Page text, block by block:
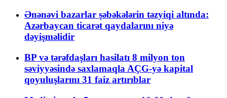
Ənənəvi bazarlar şəbəkələrin təzyiqi altında:
Azərbaycan ticarət qaydalarını niyə
dəyişməlidir
BP və tərəfdaşları hasilatı 8 milyon ton
səviyyəsində saxlamaqla AÇG-yə kapital
qoyuluşlarını 31 faiz artırıblar